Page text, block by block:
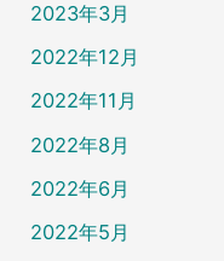
2023年3月
2022年12月
2022年11月
2022年8月
2022年6月
2022年5月